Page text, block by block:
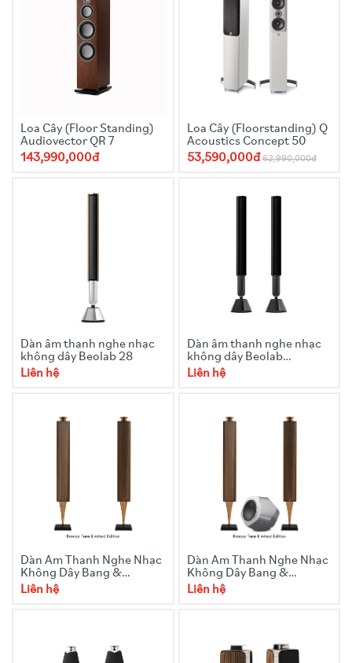
Loa Cây (Floor Standing)
Audiovector QR 7
143,990,000đ
Loa Cây (Floorstanding) Q
Acoustics Concept 50
53,590,000đ 62,990,000đ
Dàn âm thanh nghe nhạc
không dây Beolab 28
Liên hệ
Dàn âm thanh nghe nhạc
không dây Beolab
28(Gray)
Liên hệ
Dàn Âm Thanh Nghe Nhạc
Không Dây Bang &
Olufsen Beolab 18
Liên hệ
Dàn Âm Thanh Nghe Nhạc
Không Dây Bang &
Olufsen Beolab 18 & SUB
Liên hệ